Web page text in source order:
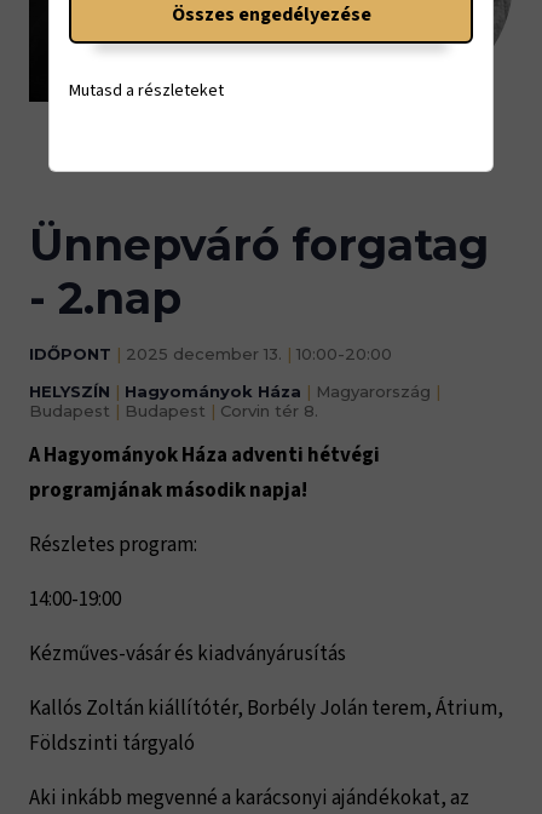
13.
Ünnepváró forgatag
- 2.nap
IDŐPONT | 2025 december 13. | 10:00-20:00
HELYSZÍN | Hagyományok Háza | Magyarország |
Budapest | Budapest | Corvin tér 8.
A Hagyományok Háza adventi hétvégi
programjának második napja!
Részletes program:
14:00-19:00
Kézműves-vásár és kiadványárusítás
Kallós Zoltán kiállítótér, Borbély Jolán terem, Átrium,
Földszinti tárgyaló
Aki inkább megvenné a karácsonyi ajándékokat, az
Összes engedélyezése
Mutasd a részleteket